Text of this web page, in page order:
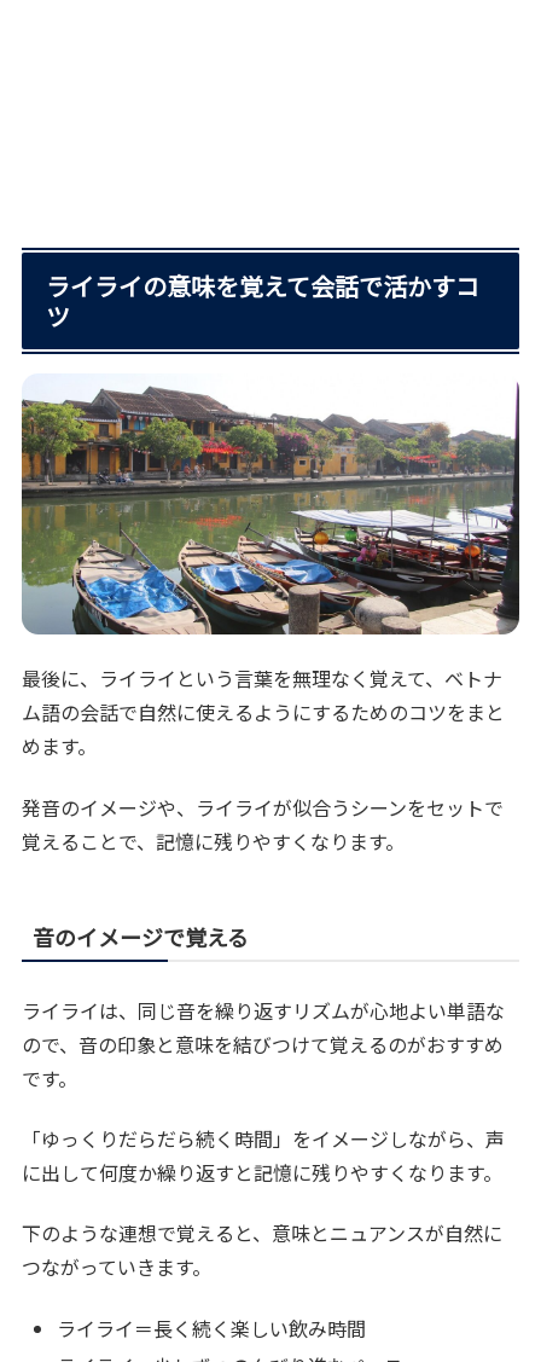
ライライの意味を覚えて会話で活かすコ
ツ
最後に、ライライという言葉を無理なく覚えて、ベトナ
ム語の会話で自然に使えるようにするためのコツをまと
めます。
発音のイメージや、ライライが似合うシーンをセットで
覚えることで、記憶に残りやすくなります。
音のイメージで覚える
ライライは、同じ音を繰り返すリズムが心地よい単語な
ので、音の印象と意味を結びつけて覚えるのがおすすめ
です。
「ゆっくりだらだら続く時間」をイメージしながら、声
に出して何度か繰り返すと記憶に残りやすくなります。
下のような連想で覚えると、意味とニュアンスが自然に
つながっていきます。
ライライ＝長く続く楽しい飲み時間